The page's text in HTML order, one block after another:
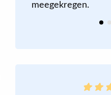
meegekregen.